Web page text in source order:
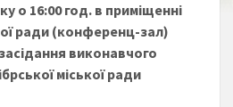
о 16:00 год. в приміщенні
ради (конференц-зал)
виконавчого
міської ради